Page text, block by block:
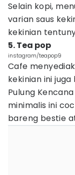
Selain kopi,
varian saus
kekinian
5. Tea pop
instagram/teapop9
Cafe
kekinian ini
Pulung
minimalis ini
bareng bestie